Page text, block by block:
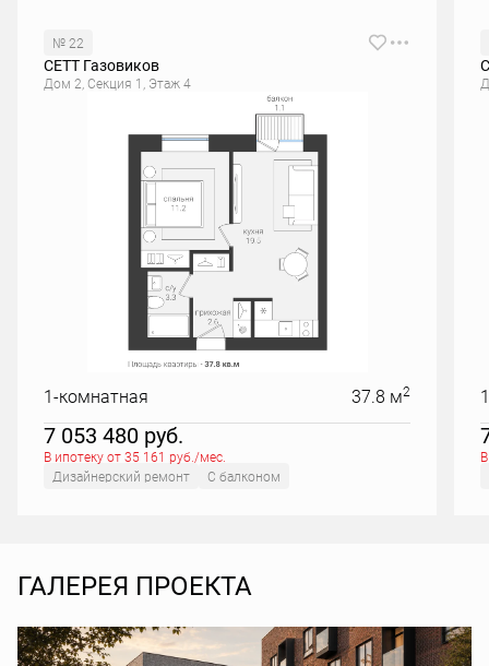
№ 22
СЕТТ Газовиков
Дом 2, Секция 1, Этаж 4
1-комнатная 37.8 м2
7 053 480 руб.
В ипотеку от 35 161 руб./мес.
Дизайнерский ремонт
С балконом
ГАЛЕРЕЯ ПРОЕКТА